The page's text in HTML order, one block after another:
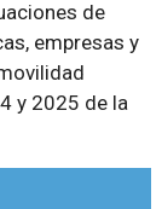
de
empresas y
y 2025 de la